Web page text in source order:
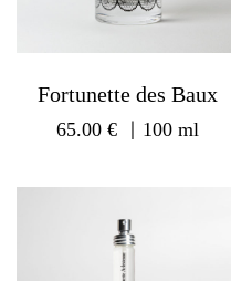
Fortunette des Baux
65.00€ ｜100 ml